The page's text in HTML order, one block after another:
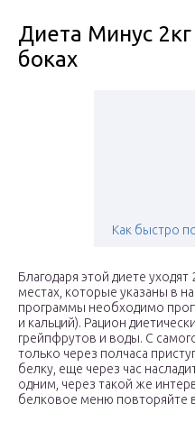
Диета Минус
боках
Как быстро
Благодаря этой диете
местах, которые указаны в
программы необходимо
и кальций). Рацион
грейпфрутов и воды. С
только через полчаса
белку, еще через час
одним, через такой же
белковое меню повторяйте